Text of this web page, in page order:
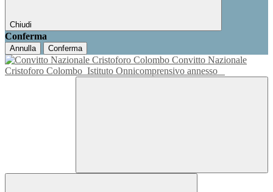
Chiudi
Conferma
Annulla Conferma
Convitto Nazionale
Cristoforo Colombo Istituto Onnicomprensivo annesso